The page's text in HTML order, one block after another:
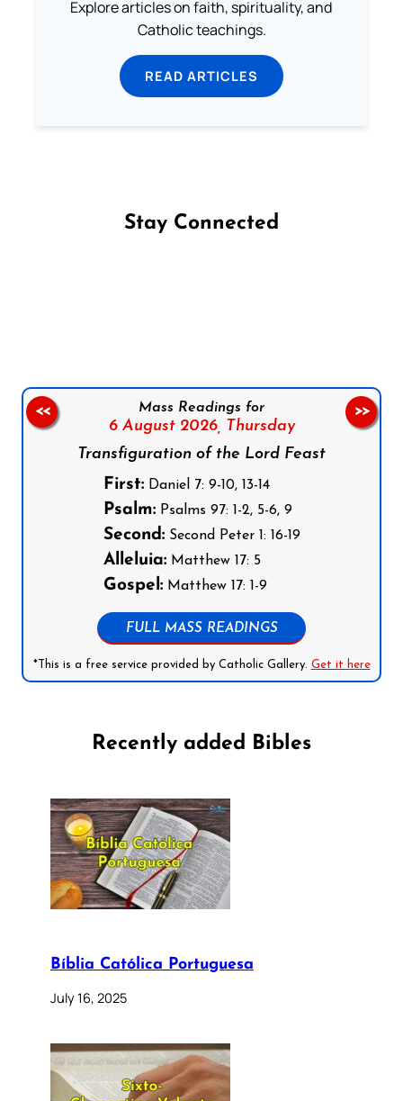
Explore articles on faith, spirituality, and
Catholic teachings.
READ ARTICLES
Stay Connected
Mass Readings for
6 August 2026, Thursday
Transfiguration of the Lord Feast
First:Daniel 7: 9-10, 13-14
Psalm:Psalms 97: 1-2, 5-6, 9
Second:Second Peter 1: 16-19
Alleluia:Matthew 17: 5
Gospel:Matthew 17: 1-9
FULL MASS READINGS
*This is a free service provided by Catholic Gallery. Get it here
<< >>
Recently added Bibles
Bíblia Católica Portuguesa
July 16, 2025